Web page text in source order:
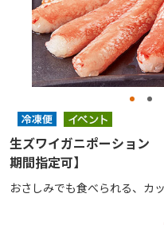
生ズワイガニポーション
期間指定可】
おさしみでも食べられる、カ